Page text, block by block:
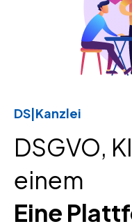
DS|Kanzlei
DSGVO,
einem
Eine